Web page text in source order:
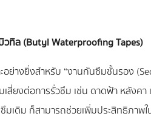
ทิล (Butyl Waterproofing Tapes)
อย่างยิ่งสำหรับ “งานกันซึมชั้นรอง
สี่ยงต่อการรั่วซึม เช่น ดาดฟ้า หลังคา
เดิม ก็สามารถช่วยเพิ่มประสิทธิภาพ